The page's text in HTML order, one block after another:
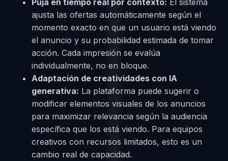
ajusta las ofertas automáticamente según el
momento exacto en que un usuario está viendo
el anuncio y su probabilidad estimada de tomar
acción. Cada impresión se evalúa
individualmente, no en bloque.
Adaptación de creatividades con IA
generativa: La plataforma puede sugerir o
modificar elementos visuales de los anuncios
para maximizar relevancia según la audiencia
específica que los está viendo. Para equipos
creativos con recursos limitados, esto es un
cambio real de capacidad.